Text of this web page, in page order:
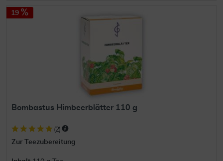
19
Bombastus Himbeerblätter 110 g
(2)
Zur Teezubereitung